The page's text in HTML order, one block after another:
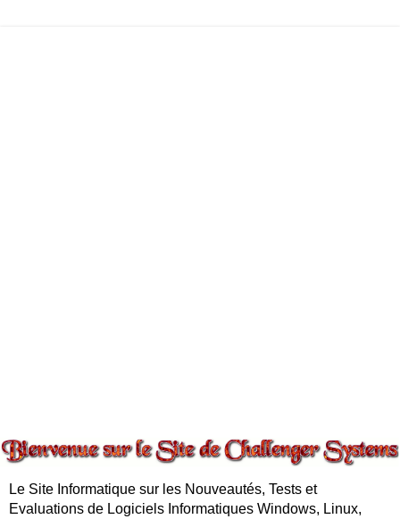
Le Site Informatique sur les Nouveautés, Tests et
Evaluations de Logiciels Informatiques Windows, Linux,